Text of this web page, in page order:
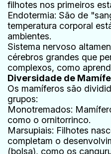
filhotes nos primeiros
Endotermia: São de
temperatura corporal
ambientes.
Sistema nervoso
cérebros grandes que
complexos, como
Diversidade de
Os mamíferos são
grupos:
Monotremados:
como o ornitorrinco.
Marsupiais: Filhotes
completam o
(bolsa), como os